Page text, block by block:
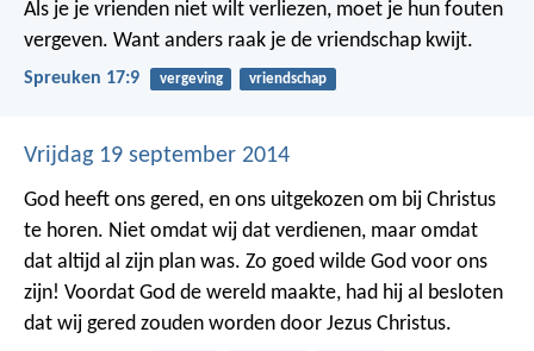
Als je je vrienden niet wilt verliezen, moet je hun fouten
vergeven. Want anders raak je de vriendschap kwijt.
Spreuken 17:9 vergeving vriendschap
Vrijdag 19 september 2014
God heeft ons gered, en ons uitgekozen om bij Christus
te horen. Niet omdat wij dat verdienen, maar omdat
dat altijd al zijn plan was. Zo goed wilde God voor ons
zijn! Voordat God de wereld maakte, had hij al besloten
dat wij gered zouden worden door Jezus Christus.